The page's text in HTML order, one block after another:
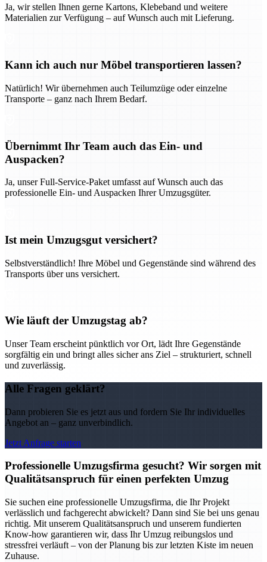
Ja, wir stellen Ihnen gerne Kartons, Klebeband und weitere
Materialien zur Verfügung – auf Wunsch auch mit Lieferung.
Kann ich auch nur Möbel transportieren lassen?
Natürlich! Wir übernehmen auch Teilumzüge oder einzelne
Transporte – ganz nach Ihrem Bedarf.
Übernimmt Ihr Team auch das Ein- und
Auspacken?
Ja, unser Full-Service-Paket umfasst auf Wunsch auch das
professionelle Ein- und Auspacken Ihrer Umzugsgüter.
Ist mein Umzugsgut versichert?
Selbstverständlich! Ihre Möbel und Gegenstände sind während des
Transports über uns versichert.
Wie läuft der Umzugstag ab?
Unser Team erscheint pünktlich vor Ort, lädt Ihre Gegenstände
sorgfältig ein und bringt alles sicher ans Ziel – strukturiert, schnell
und zuverlässig.
Alle Fragen geklärt?
Dann probieren Sie es jetzt aus und fordern Sie Ihr individuelles
Angebot an – ganz unverbindlich.
Jetzt Anfrage starten
Professionelle Umzugsfirma gesucht? Wir sorgen mit
Qualitätsanspruch für einen perfekten Umzug
Sie suchen eine professionelle Umzugsfirma, die Ihr Projekt
verlässlich und fachgerecht abwickelt? Dann sind Sie bei uns genau
richtig. Mit unserem Qualitätsanspruch und unserem fundierten
Know-how garantieren wir, dass Ihr Umzug reibungslos und
stressfrei verläuft – von der Planung bis zur letzten Kiste im neuen
Zuhause.